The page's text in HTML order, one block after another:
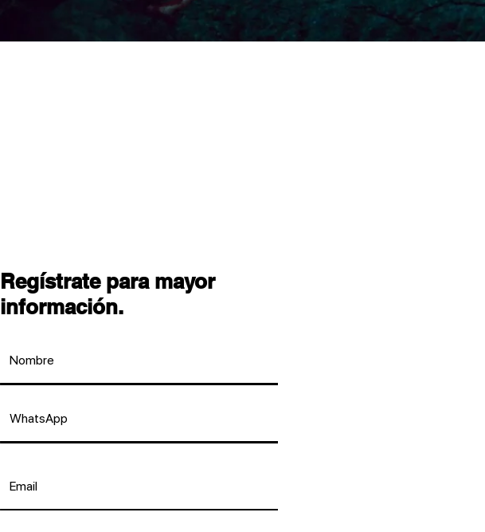
Regístrate para mayor
información.